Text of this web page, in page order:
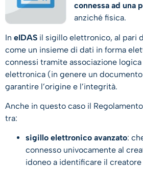
connessa ad una
anziché fisica.
In eIDAS il sigillo elettronico, al pari
come un insieme di dati in forma
connessi tramite associazione
elettronica (in genere un
garantire l’origine e l’integrità.
Anche in questo caso il
tra:
sigillo elettronico avanzato:
connesso univocamente al
idoneo a identificare il